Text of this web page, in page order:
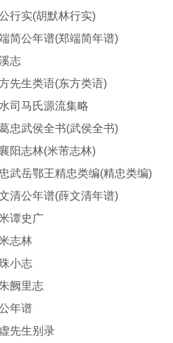
实(胡默林行实)
公年谱(郑端简年谱)
志
生类语(东方类语)
马氏源流集略
武侯全书(武侯全书)
志林(米芾志林)
岳鄂王精忠类编(精忠类编)
公年谱(薛文清年谱)
谭史广
志林
小志
阙里志
年谱
先生别录